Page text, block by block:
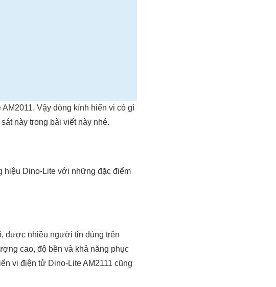
Vậy dòng kính hiển vi có gì
này trong bài viết này nhé.
hiệu Dino-Lite với những đặc điểm
được nhiều người tin dùng trên
cao, độ bền và khả năng phục
vi điện tử Dino-Lite AM2111 cũng